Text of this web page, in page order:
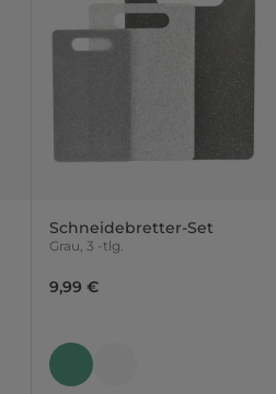
Schneidebretter-Set
Grau, 3 -tlg.
9,99 €